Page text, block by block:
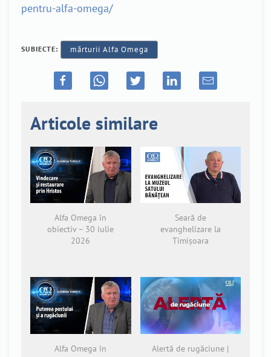
pentru-alfa-omega/
SUBIECTE: mărturii Alfa Omega
Articole similare
Alfa Omega în
obiectiv – 30 iulie
2026
Seară de
evanghelizare la
Timișoara
Alfa Omega în
Alertă de rugăciune |